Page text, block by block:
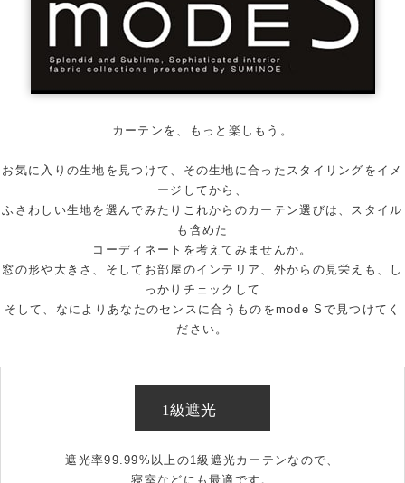
カーテンを、もっと楽しもう。
お気に入りの生地を見つけて、その生地に合ったスタイリングをイメ
ージしてから、
ふさわしい生地を選んでみたりこれからのカーテン選びは、スタイル
も含めた
コーディネートを考えてみませんか。
窓の形や大きさ、そしてお部屋のインテリア、外からの見栄えも、し
っかりチェックして
そして、なによりあなたのセンスに合うものをmode Sで見つけてく
ださい。
1級遮光
遮光率99.99%以上の1級遮光カーテンなので、
寝室などにも最適です。